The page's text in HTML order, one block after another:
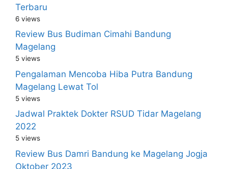
Terbaru
6 views
Review Bus Budiman Cimahi Bandung
Magelang
5 views
Pengalaman Mencoba Hiba Putra Bandung
Magelang Lewat Tol
5 views
Jadwal Praktek Dokter RSUD Tidar Magelang
2022
5 views
Review Bus Damri Bandung ke Magelang Jogja
Oktober 2023